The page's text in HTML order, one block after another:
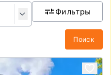
Фильтры
Поиск